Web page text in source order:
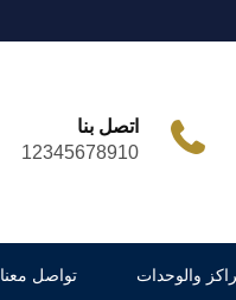
اتصل بنا
12345678910
والوحدات تواصل معنا